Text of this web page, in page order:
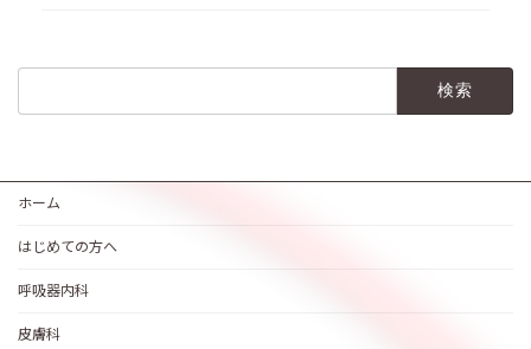
ホーム
はじめての方へ
呼吸器内科
皮膚科